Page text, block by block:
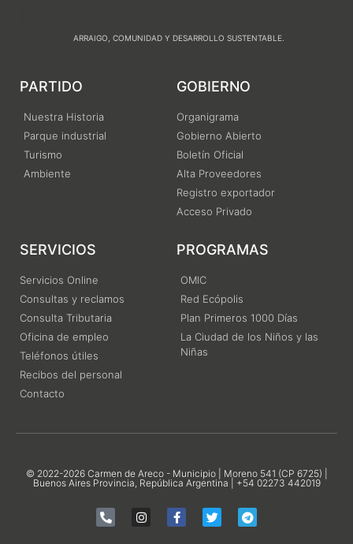
ARRAIGO, COMUNIDAD Y DESARROLLO SUSTENTABLE.
PARTIDO
Nuestra Historia
Parque industrial
Turismo
Ambiente
GOBIERNO
Organigrama
Gobierno Abierto
Boletín Oficial
Alta Proveedores
Registro exportador
Acceso Privado
SERVICIOS
Servicios Online
Consultas y reclamos
Consulta Tributaria
Oficina de empleo
Teléfonos útiles
Recibos del personal
Contacto
PROGRAMAS
OMIC
Red Ecópolis
Plan Primeros 1000 Días
La Ciudad de los Niños y las
Niñas
© 2022-2026 Carmen de Areco - Municipio | Moreno 541 (CP 6725) |
Buenos Aires Provincia, República Argentina | +54 02273 442019